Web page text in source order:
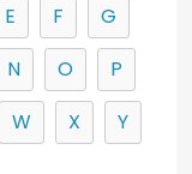
E F
G
N O
P
W X
Y